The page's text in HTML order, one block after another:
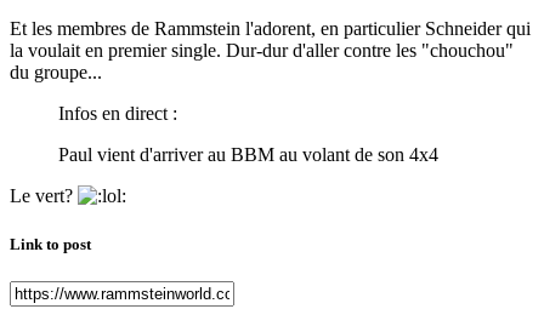
Et les membres de Rammstein l'adorent, en particulier Schneider qui
la voulait en premier single. Dur-dur d'aller contre les "chouchou"
du groupe...
Infos en direct :
Paul vient d'arriver au BBM au volant de son 4x4
Le vert?
Link to post